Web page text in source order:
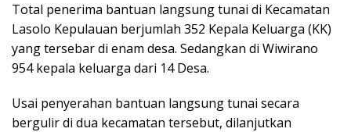
Total penerima bantuan langsung tunai di Kecamatan
Lasolo Kepulauan berjumlah 352 Kepala Keluarga (KK)
yang tersebar di enam desa. Sedangkan di Wiwirano
954 kepala keluarga dari 14 Desa.
Usai penyerahan bantuan langsung tunai secara
bergulir di dua kecamatan tersebut, dilanjutkan